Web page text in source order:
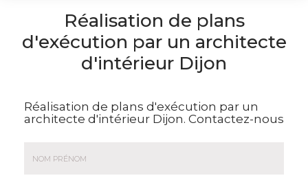
Réalisation de plans
d'exécution par un architecte
d'intérieur Dijon
Réalisation de plans d'exécution par un
architecte d'intérieur Dijon. Contactez-nous